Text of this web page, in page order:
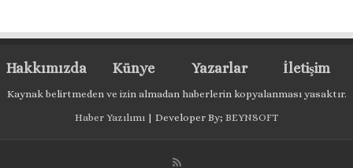
Hakkımızda Künye Yazarlar İletişim
Kaynak belirtmeden ve izin almadan haberlerin kopyalanması yasaktır.
Haber Yazılımı | Developer By; BEYNSOFT